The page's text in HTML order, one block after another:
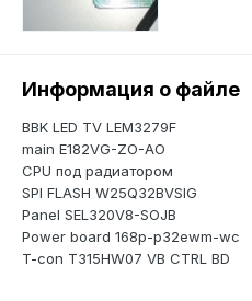
Информация о файле
BBK LED TV LEM3279F
main E182VG-ZO-AO
CPU под радиатором
SPI FLASH W25Q32BVSIG
Panel SEL320V8-SOJB
Power board 168p-p32ewm-wc
T-con T315HW07 VB CTRL BD